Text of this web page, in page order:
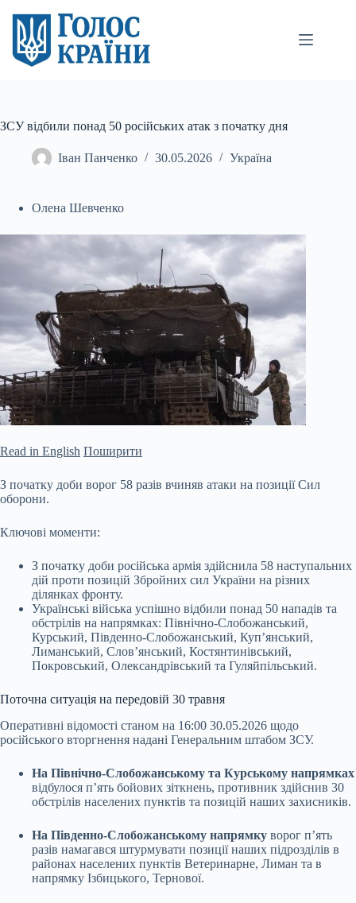
вмісту
ЗСУ відбили понад 50 російських атак з початку дня
Іван Панченко 30.05.2026 Україна
Олена Шевченко
Read in English Поширити
З початку доби ворог 58 разів вчиняв атаки на позиції Сил
оборони.
Ключові моменти:
З початку доби російська армія здійснила 58 наступальних
дій проти позицій Збройних сил України на різних
ділянках фронту.
Українські війська успішно відбили понад 50 нападів та
обстрілів на напрямках: Північно-Слобожанський,
Курський, Південно-Слобожанський, Куп’янський,
Лиманський, Слов’янський, Костянтинівський,
Покровський, Олександрівський та Гуляйпільський.
Поточна ситуація на передовій 30 травня
Оперативні відомості станом на 16:00 30.05.2026 щодо
російського вторгнення надані Генеральним штабом ЗСУ.
На Північно-Слобожанському та Курському напрямках
відбулося п’ять бойових зіткнень, противник здійснив 30
обстрілів населених пунктів та позицій наших захисників.
На Південно-Слобожанському напрямку ворог п’ять
разів намагався штурмувати позиції наших підрозділів в
районах населених пунктів Ветеринарне, Лиман та в
напрямку Ізбицького, Тернової.